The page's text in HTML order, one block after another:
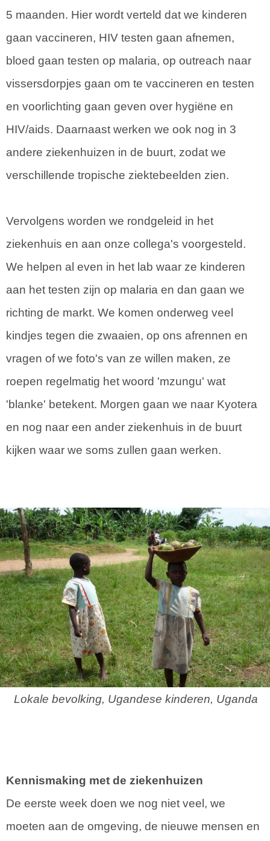
5 maanden. Hier wordt verteld dat we kinderen
gaan vaccineren, HIV testen gaan afnemen,
bloed gaan testen op malaria, op outreach naar
vissersdorpjes gaan om te vaccineren en testen
en voorlichting gaan geven over hygiëne en
HIV/aids. Daarnaast werken we ook nog in 3
andere ziekenhuizen in de buurt, zodat we
verschillende tropische ziektebeelden zien.
Vervolgens worden we rondgeleid in het
ziekenhuis en aan onze collega's voorgesteld.
We helpen al even in het lab waar ze kinderen
aan het testen zijn op malaria en dan gaan we
richting de markt. We komen onderweg veel
kindjes tegen die zwaaien, op ons afrennen en
vragen of we foto's van ze willen maken, ze
roepen regelmatig het woord 'mzungu' wat
'blanke' betekent. Morgen gaan we naar Kyotera
en nog naar een ander ziekenhuis in de buurt
kijken waar we soms zullen gaan werken.
Lokale bevolking, Ugandese kinderen, Uganda
Kennismaking met de ziekenhuizen
De eerste week doen we nog niet veel, we
moeten aan de omgeving, de nieuwe mensen en